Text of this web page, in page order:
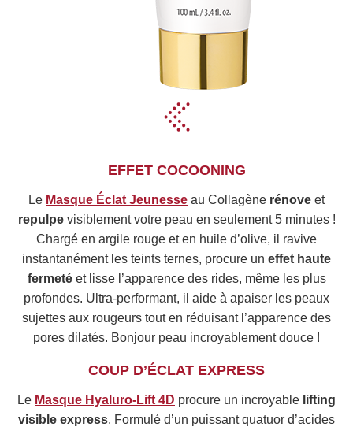
EFFET COCOONING
Le Masque Éclat Jeunesse au Collagène rénove et
repulpevisiblement votre peau en seulement 5 minutes !
Chargé en argile rouge et en huile d’olive, il ravive
instantanément les teints ternes, procure un effet haute
fermetéet lisse l’apparence des rides, même les plus
profondes. Ultra-performant, il aide à apaiser les peaux
sujettes aux rougeurs tout en réduisant l’apparence des
pores dilatés. Bonjour peau incroyablement douce !
COUP D’ÉCLAT EXPRESS
Le Masque Hyaluro-Lift 4D procure un incroyable lifting
visible express. Formulé d’un puissant quatuor d’acides